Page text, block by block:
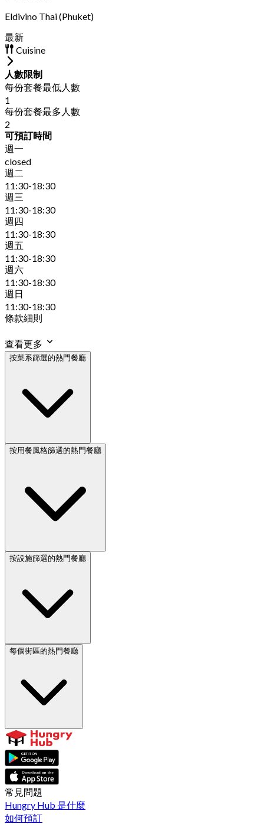
Eldivino Thai (Phuket)
最新
Cuisine
人數限制
每份套餐最低人數
1
每份套餐最多人數
2
可預訂時間
週一
closed
週二
11:30-18:30
週三
11:30-18:30
週四
11:30-18:30
週五
11:30-18:30
週六
11:30-18:30
週日
11:30-18:30
條款細則
查看更多
按菜系篩選的熱門餐廳
按用餐風格篩選的熱門餐廳
按設施篩選的熱門餐廳
每個街區的熱門餐廳
常見問題
Hungry Hub 是什麼
如何預訂